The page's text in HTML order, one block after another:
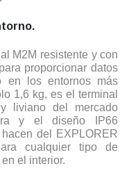
M2M resistente y con
proporcionar datos
en los entornos más
1,6 kg, es el terminal
liviano del mercado
y el diseño IP66
del EXPLORER
cualquier tipo de
el interior.